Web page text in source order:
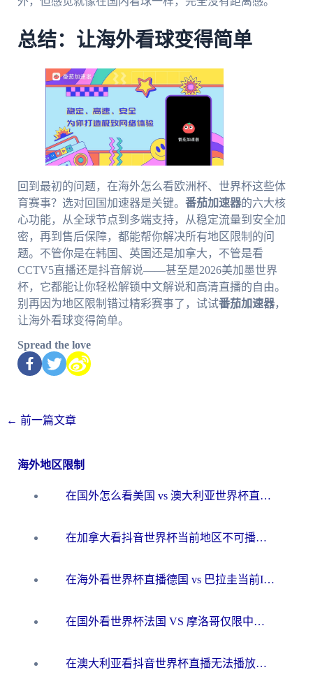
总结：让海外看球变得简单
回到最初的问题，在海外怎么看欧洲杯、世界杯这些体
育赛事？选对回国加速器是关键。 番茄加速器的六大核
心功能，从全球节点到多端支持，从稳定流量到安全加
密，再到售后保障，都能帮你解决所有地区限制的问
题。不管你是在韩国、英国还是加拿大，不管是看
CCTV5直播还是抖音解说——甚至是2026美加墨世界
杯，它都能让你轻松解锁中文解说和高清直播的自由。
别再因为地区限制错过精彩赛事了，试试番茄加速器，
让海外看球变得简单。
Spread the love
← 前一篇文章
海外地区限制
在国外怎么看美国 vs 澳大利亚世界杯直播？海外党必藏的中文解说观赛指南
在加拿大看抖音世界杯当前地区不可播放？海外党体育观赛终极指南
在海外看世界杯直播德国 vs 巴拉圭当前IP受限制？这篇指南帮你轻松解决地区限制
在国外看世界杯法国 VS 摩洛哥仅限中国大陆？别让地域限制拦下你的欢呼
在澳大利亚看抖音世界杯直播无法播放？海外党体育观赛终极指南来了！